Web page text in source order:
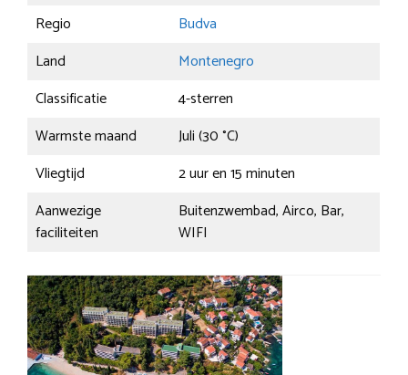
Regio
Budva
Land
Montenegro
Classificatie
4-sterren
Warmste maand
Juli (30 °C)
Vliegtijd
2 uur en 15 minuten
Aanwezige
faciliteiten
Buitenzwembad, Airco, Bar,
WIFI